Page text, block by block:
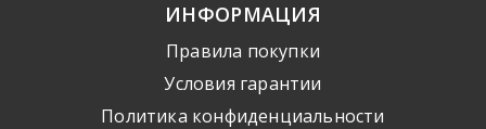
ИНФОРМАЦИЯ
Правила покупки
Условия гарантии
Политика конфиденциальности